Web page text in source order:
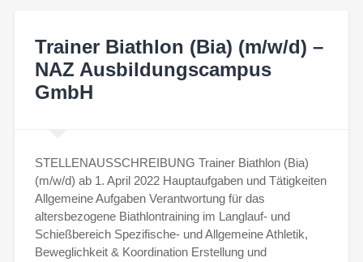
Trainer Biathlon (Bia) (m/w/d) –
NAZ Ausbildungscampus
GmbH
STELLENAUSSCHREIBUNG Trainer Biathlon (Bia)
(m/w/d) ab 1. April 2022 Hauptaufgaben und Tätigkeiten
Allgemeine Aufgaben Verantwortung für das
altersbezogene Biathlontraining im Langlauf- und
Schießbereich Spezifische- und Allgemeine Athletik,
Beweglichkeit & Koordination Erstellung und